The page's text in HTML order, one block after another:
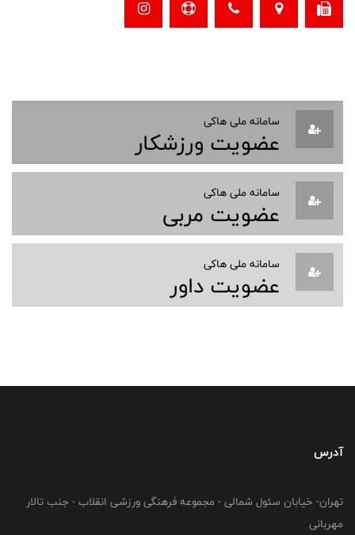
سامانه ملی هاکی
عضویت ورزشکار
سامانه ملی هاکی
عضویت مربی
سامانه ملی هاکی
عضویت داور
آدرس
تهران- خیابان سئول شمالی - مجموعه فرهنگی ورزشی انقلاب - جنب تالار
مهربانی